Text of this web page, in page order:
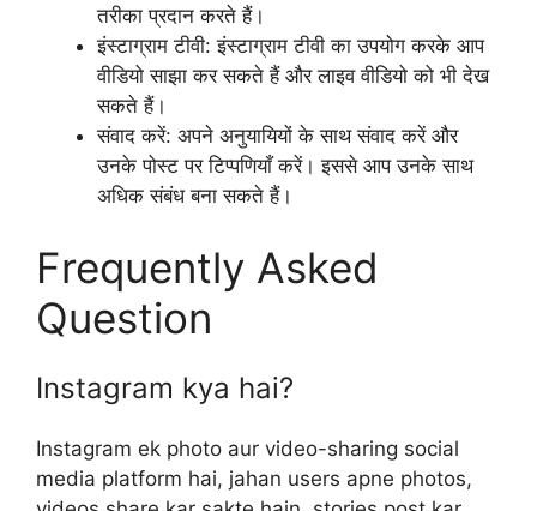
तरीका प्रदान करते हैं।
इंस्टाग्राम टीवी: इंस्टाग्राम टीवी का उपयोग करके आप
वीडियो साझा कर सकते हैं और लाइव वीडियो को भी देख
सकते हैं।
संवाद करें: अपने अनुयायियों के साथ संवाद करें और
उनके पोस्ट पर टिप्पणियाँ करें। इससे आप उनके साथ
अधिक संबंध बना सकते हैं।
Frequently Asked
Question
Instagram kya hai?
Instagram ek photo aur video-sharing social
media platform hai, jahan users apne photos,